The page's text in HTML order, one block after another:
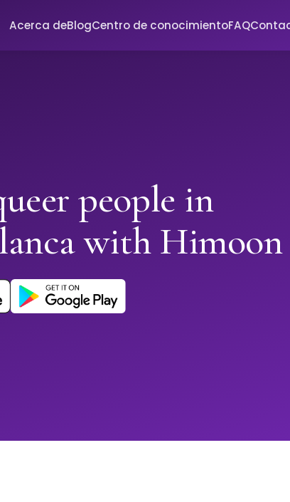
Acerca deBlogCentro de conocimientoFAQ
people in
with Himoon